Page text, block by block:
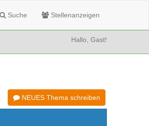
Suche Stellenanzeigen
Hallo, Gast!
NEUES Thema schreiben